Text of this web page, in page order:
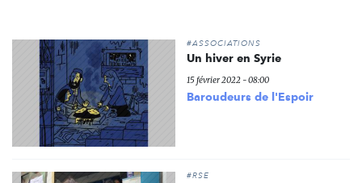
#ASSOCIATIONS
Un hiver en Syrie
15 février 2022 - 08:00
Baroudeurs de l'Espoir
#RSE